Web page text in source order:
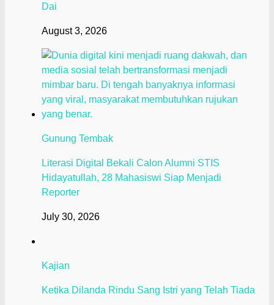
Dai
August 3, 2026
Gunung Tembak
Literasi Digital Bekali Calon Alumni STIS
Hidayatullah, 28 Mahasiswi Siap Menjadi
Reporter
July 30, 2026
Kajian
Ketika Dilanda Rindu Sang Istri yang Telah Tiada